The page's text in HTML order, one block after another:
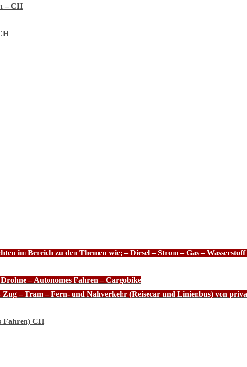
– CH
im Bereich zu den Themen wie; – Diesel – Strom – Gas –
– Autonomes Fahren – Cargobike
Zug – Tram – Fern- und Nahverkehr (Reisecar und Linienbus) von
Fahren) CH